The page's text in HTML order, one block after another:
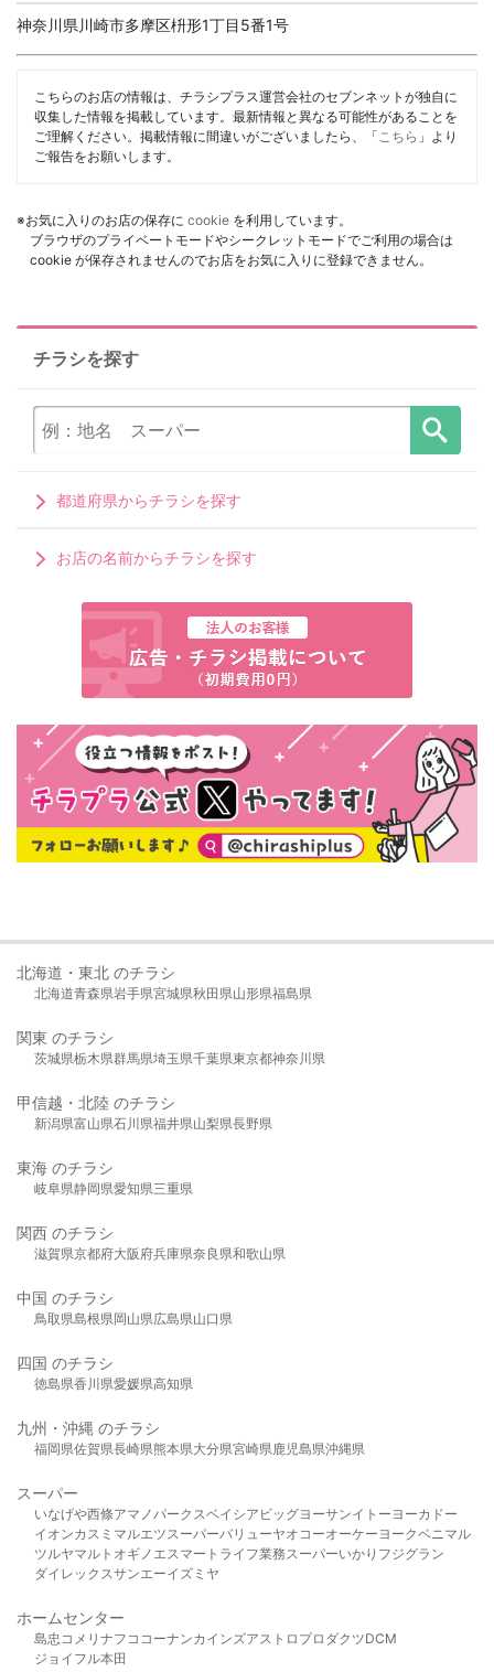
神奈川県川崎市多摩区枡形1丁目5番1号
こちらのお店の情報は、チラシプラス運営会社のセブンネットが独自に
収集した情報を掲載しています。最新情報と異なる可能性があることを
ご理解ください。掲載情報に間違いがございましたら、「 こちら 」より
ご報告をお願いします。
※お気に入りのお店の保存に cookie を利用しています。
ブラウザのプライベートモードやシークレットモードでご利用の場合は
cookie が保存されませんのでお店をお気に入りに登録できません。
チラシを探す
都道府県からチラシを探す
お店の名前からチラシを探す
北海道・東北 のチラシ
北海道青森県岩手県宮城県秋田県山形県福島県
関東 のチラシ
茨城県栃木県群馬県埼玉県千葉県東京都神奈川県
甲信越・北陸 のチラシ
新潟県富山県石川県福井県山梨県長野県
東海 のチラシ
岐阜県静岡県愛知県三重県
関西 のチラシ
滋賀県京都府大阪府兵庫県奈良県和歌山県
中国 のチラシ
鳥取県島根県岡山県広島県山口県
四国 のチラシ
徳島県香川県愛媛県高知県
九州・沖縄 のチラシ
福岡県佐賀県長崎県熊本県大分県宮崎県鹿児島県沖縄県
スーパー
いなげや西條アマノパークスベイシア ビッグヨーサンイトーヨーカドー
イオンカスミ マルエツスーパーバリューヤオコーオーケー ヨークベニマル
ツルヤマルト オギノ エスマート ライフ業務スーパーいかり フジグラン
ダイレックスサンエーイズミヤ
ホームセンター
島忠 コメリ ナフコ コーナンカインズアストロプロダクツDCM
ジョイフル本田